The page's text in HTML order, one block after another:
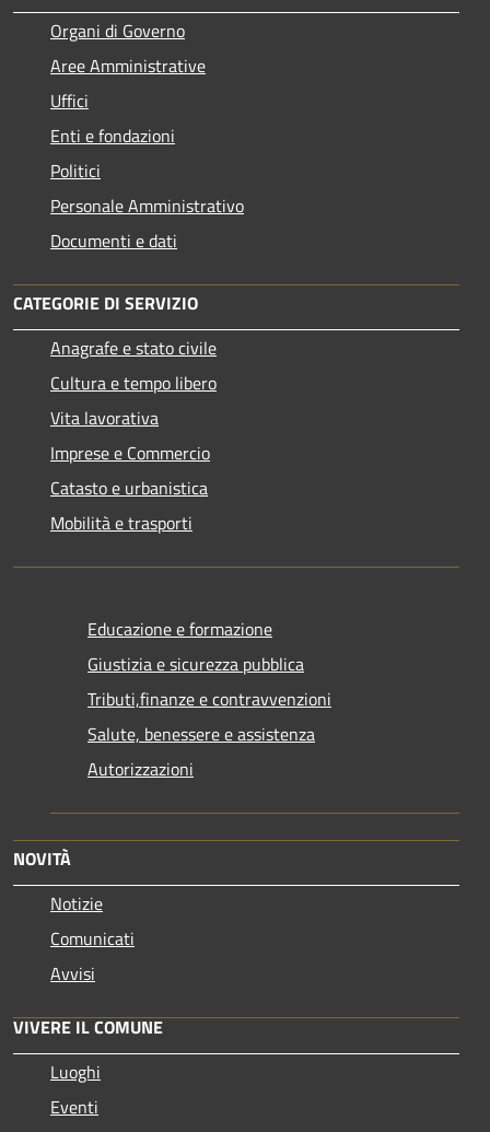
Organi di Governo
Aree Amministrative
Uffici
Enti e fondazioni
Politici
Personale Amministrativo
Documenti e dati
CATEGORIE DI SERVIZIO
Anagrafe e stato civile
Cultura e tempo libero
Vita lavorativa
Imprese e Commercio
Catasto e urbanistica
Mobilità e trasporti
Educazione e formazione
Giustizia e sicurezza pubblica
Tributi,finanze e contravvenzioni
Salute, benessere e assistenza
Autorizzazioni
NOVITÀ
Notizie
Comunicati
Avvisi
VIVERE IL COMUNE
Luoghi
Eventi